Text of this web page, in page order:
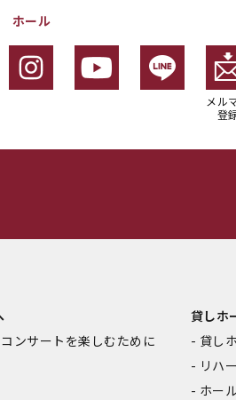
ホール
メル
登
ンサートを楽しむために
貸しホ
貸し
リハ
ホー